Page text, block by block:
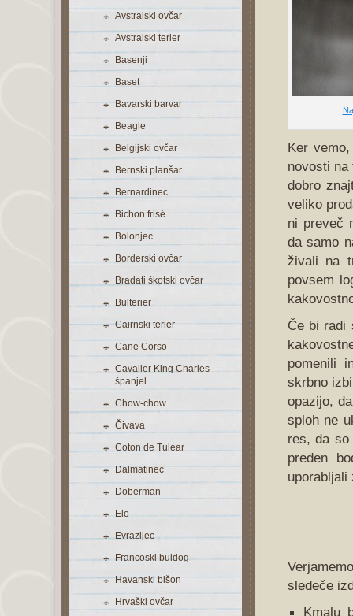
Avstralski ovčar
Avstralski terier
Basenji
Baset
Bavarski barvar
Beagle
Belgijski ovčar
Bernski planšar
Bernardinec
Bichon frisé
Bolonjec
Borderski ovčar
Bradati škotski ovčar
Bulterier
Cairnski terier
Cane Corso
Cavalier King Charles
španjel
Chow-chow
Čivava
Coton de Tulear
Dalmatinec
Doberman
Elo
Evrazijec
Francoski buldog
Havanski bišon
Hrvaški ovčar
Ker
novosti
dobro
veliko
ni preveč
da samo
živali na
povsem
Če bi radi
pomenili
skrbno
opazijo,
sploh ne
res, da so
preden
sledeče
Kmalu